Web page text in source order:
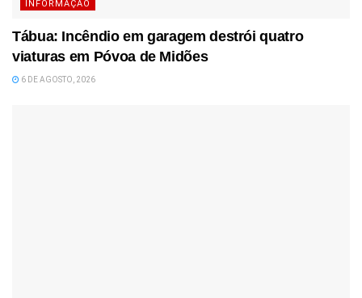
INFORMAÇÃO
Tábua: Incêndio em garagem destrói quatro
viaturas em Póvoa de Midões
6 DE AGOSTO, 2026